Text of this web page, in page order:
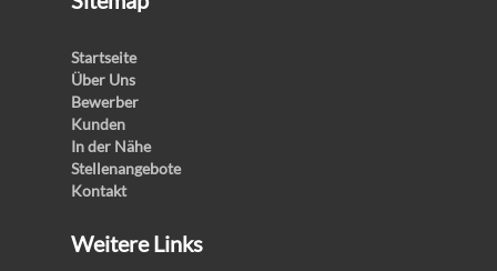
Startseite
Über Uns
Bewerber
Kunden
In der Nähe
Stellenangebote
Kontakt
Weitere Links